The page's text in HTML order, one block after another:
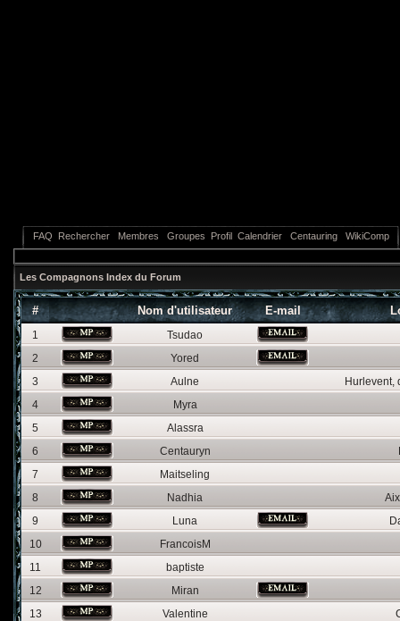
FAQ Rechercher Membres Groupes Profil Calendrier Centauring WikiComp
Les Compagnons Index du Forum
# Nom d'utilisateur E-mail
1
Tsudao
2
Yored
3
Aulne
Hurlevent,
4
Myra
5
Alassra
6
Centauryn
7
Maitseling
8
Nadhia
9
Luna
10
FrancoisM
11
baptiste
12
Miran
13
Valentine